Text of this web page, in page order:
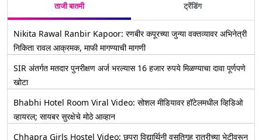
ताजी बातमी ट्रेंडिंग
Nikita Rawal Ranbir Kapoor: रणबीर कपूरच्या जुन्या वक्तव्यावर अभिनेत्री
निकिता रावल आक्रमक, माफी मागण्याची मागणी
SIR अंतर्गत मतदार पुनरीक्षण अर्ज भरल्यास 16 हजार रुपये मिळण्याचा दावा पूर्णपणे
खोटा
Bhabhi Hotel Room Viral Video: सोशल मीडियावर हॉटेलमधील व्हिडिओ
व्हायरल; सायबर सुरक्षेचे मोठे आव्हान
Chhapra Girls Hostel Video: छपरा विद्यार्थिनी वसतिगृह रात्रीच्या भेटीवरून